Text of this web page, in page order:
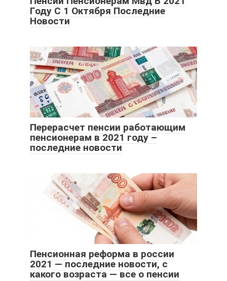
Году С 1 Октября Последние
Новости
Перерасчет пенсии работающим
пенсионерам в 2021 году –
последние новости
Пенсионная реформа в россии
2021 — последние новости, с
какого возраста — все о пенсии